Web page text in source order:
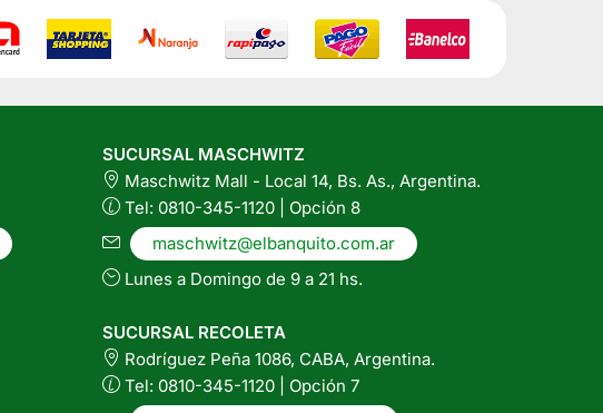
SUCURSAL MASCHWITZ
Maschwitz Mall - Local 14, Bs. As., Argentina.
Tel: 0810-345-1120 | Opción 8
maschwitz@elbanquito.com.ar
Lunes a Domingo de 9 a 21 hs.
SUCURSAL RECOLETA
Rodríguez Peña 1086, CABA, Argentina.
Tel: 0810-345-1120 | Opción 7